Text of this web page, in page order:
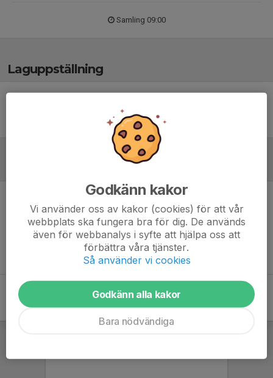
Samling 09:00
Laguppställning
Ingen uppställning ifylld
Inget skrivet
Godkänn kakor
Vi använder oss av kakor (cookies) för att vår
webbplats ska fungera bra för dig. De används
även för webbanalys i syfte att hjälpa oss att
förbättra våra tjänster.
Så använder vi cookies
Godkänn alla kakor
Bara nödvändiga